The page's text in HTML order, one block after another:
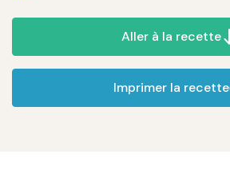
Aller à la recette
Imprimer la recette